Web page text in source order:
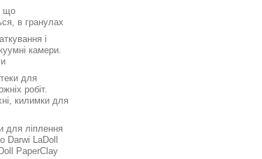
що
в гранулах
і
камери.
для
робіт.
килимки для
для ліплення
Darwi LaDoll
PaperClay